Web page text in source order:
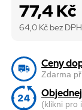
77,4 Kč
64,0 Kč bez DPH
Ceny
Zdarma
(klikni pro